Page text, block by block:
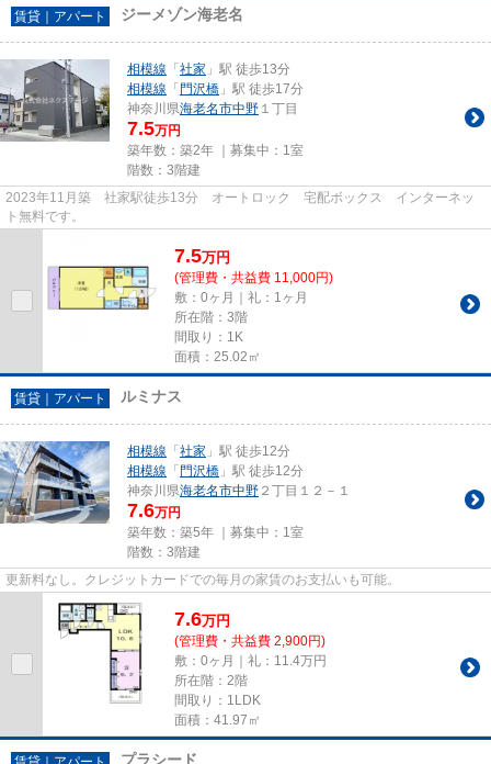
賃貸｜アパート ジーメゾン海老名
相模線 「社家 」駅 徒歩13分
相模線 「門沢橋 」駅 徒歩17分
神奈川県海老名市中野 １丁目
7.5万円
築年数：築2年 ｜募集中： 1室
階数：3階建
2023年11月築 社家駅徒歩13分 オートロック 宅配ボックス インターネッ
ト無料です。
7.5万円
(管理費・共益費 11,000円)
敷：0ヶ月｜礼：1ヶ月
所在階：3階
間取り：1K
面積：25.02㎡
賃貸｜アパート ルミナス
相模線 「社家 」駅 徒歩12分
相模線 「門沢橋 」駅 徒歩12分
神奈川県海老名市中野 ２丁目１２－１
7.6万円
築年数：築5年 ｜募集中： 1室
階数：3階建
更新料なし。クレジットカードでの毎月の家賃のお支払いも可能。
7.6万円
(管理費・共益費 2,900円)
敷：0ヶ月｜礼：11.4万円
所在階：2階
間取り：1LDK
面積：41.97㎡
プラシード